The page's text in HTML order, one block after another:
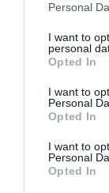
Please note
not limited to
grant or deny
use your data
consent section.
Personal
I want to
personal
Opted In
I want to
Personal
Opted In
I want to
Personal
Opted In
Πρόγραμμα
Στην Open
υπερηφάνεια
ένα
13 ελληνικές
όπως το
και τους